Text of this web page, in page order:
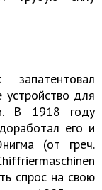
для
В 1918 году
его и
(от греч.
спрос на свою